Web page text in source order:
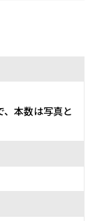
本数は写真と